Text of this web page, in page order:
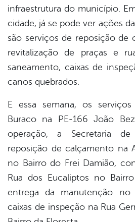
infraestrutura do município.
cidade, já se pode ver ações
são serviços de reposição de
revitalização de praças e
saneamento, caixas de
canos quebrados.
E essa semana, os s
Buraco na PE-166 João
operação, a Secretaria
reposição de calçamento na
no Bairro do Frei Damião,
Rua dos Eucaliptos no
entrega da manutenção no
caixas de inspeção na Rua